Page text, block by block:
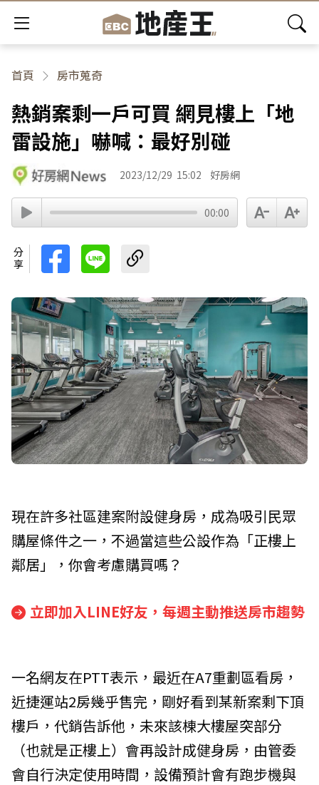
首頁 房市蒐奇
熱銷案剩一戶可買 網見樓上「地
雷設施」嚇喊：最好別碰
2023/12/29 15:02 好房網
00:00
分享
現在許多社區建案附設健身房，成為吸引民眾
購屋條件之一，不過當這些公設作為「正樓上
鄰居」，你會考慮購買嗎？
立即加入LINE好友，每週主動推送房市趨勢
一名網友在PTT表示，最近在A7重劃區看房，
近捷運站2房幾乎售完，剛好看到某新案剩下頂
樓戶，代銷告訴他，未來該棟大樓屋突部分
（也就是正樓上）會再設計成健身房，由管委
會自行決定使用時間，設備預計會有跑步機與